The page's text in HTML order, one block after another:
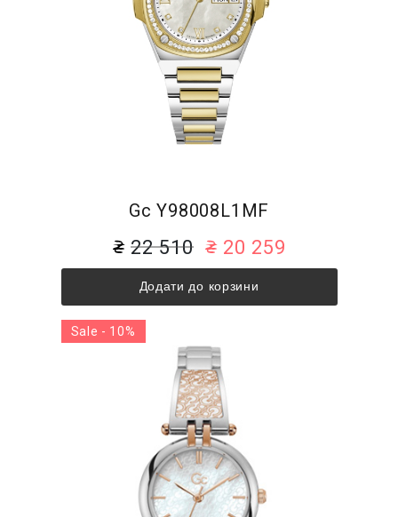
Gc Y98008L1MF
22 510 20 259
Додати до корзини
Sale - 10%